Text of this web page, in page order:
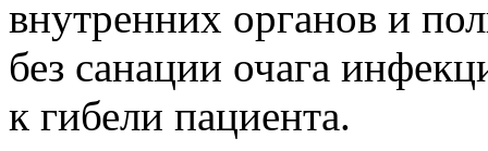
внутренних органов и
без санации очага
к гибели пациента.